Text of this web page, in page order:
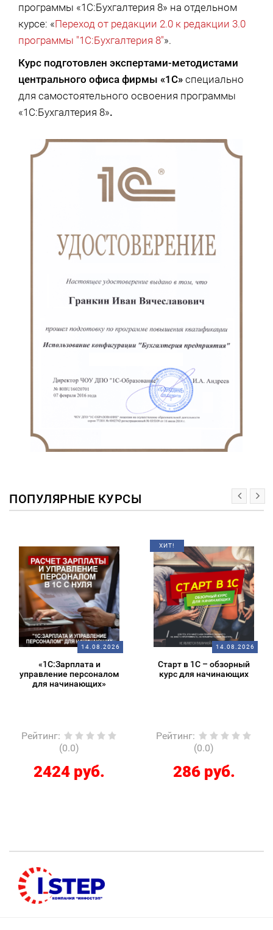
программы «1С:Бухгалтерия 8» на отдельном
курсе: «Переход от редакции 2.0 к редакции 3.0
программы "1С:Бухгалтерия 8"».
Курс подготовлен экспертами-методистами
центрального офиса фирмы «1С» специально
для самостоятельного освоения программы
«1С:Бухгалтерия 8».
ПОПУЛЯРНЫЕ КУРСЫ
14.08.2026
«1С:Зарплата и
управление персоналом
для начинающих»
Рейтинг:
(0.0)
2424 руб.
ХИТ!
14.08.2026
Старт в 1С – обзорный
курс для начинающих
Рейтинг:
(0.0)
286 руб.